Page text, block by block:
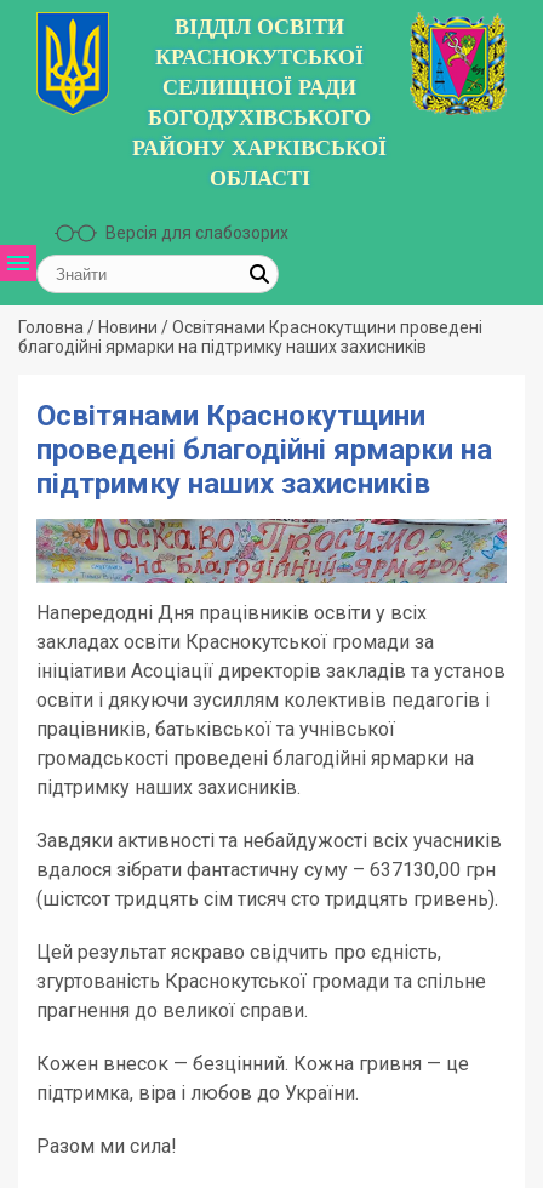
ВІДДІЛ ОСВІТИ
КРАСНОКУТСЬКОЇ
СЕЛИЩНОЇ РАДИ
БОГОДУХІВСЬКОГО
РАЙОНУ ХАРКІВСЬКОЇ
ОБЛАСТІ
Версія для слабозорих
Головна / Новини /Освітянами Краснокутщини проведені
благодійні ярмарки на підтримку наших захисників
Освітянами Краснокутщини
проведені благодійні ярмарки на
підтримку наших захисників
Напередодні Дня працівників освіти у всіх
закладах освіти Краснокутської громади за
ініціативи Асоціації директорів закладів та установ
освіти і дякуючи зусиллям колективів педагогів і
працівників, батьківської та учнівської
громадськості проведені благодійні ярмарки на
підтримку наших захисників.
Завдяки активності та небайдужості всіх учасників
вдалося зібрати фантастичну суму – 637130,00 грн
(шістсот тридцять сім тисяч сто тридцять гривень).
Цей результат яскраво свідчить про єдність,
згуртованість Краснокутської громади та спільне
прагнення до великої справи.
Кожен внесок — безцінний. Кожна гривня — це
підтримка, віра і любов до України.
Разом ми сила!